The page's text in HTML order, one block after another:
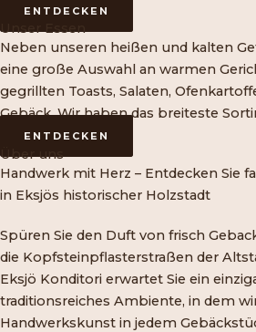
ENTDECKEN
Unser Essen
Neben unseren heißen und kalten
eine große Auswahl an warmen
gegrillten Toasts, Salaten,
Gebäck. Wir haben das breiteste
ENTDECKEN
Über uns
Handwerk mit Herz – Entdecken Sie
in Eksjös historischer Holzstadt
Spüren Sie den Duft von frisch
die Kopfsteinpflasterstraßen der
Eksjö Konditori erwartet Sie ein
traditionsreiches Ambiente, in dem
Handwerkskunst in jedem